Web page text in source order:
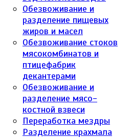
Обезвоживание и
разделение пищевых
жиров и масел
Обезвоживание стоков
мясокомбинатов и
птицефабрик
декантерами
Обезвоживание и
разделение мясо-
костной взвеси
Переработка мездры
Разделение крахмала